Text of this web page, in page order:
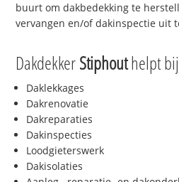
buurt om dakbedekking te
vervangen en/of dakinspectie uit
DakdekkerStiphouthelpt
Daklekkages
Dakrenovatie
Dakreparaties
Dakinspecties
Loodgieterswerk
Dakisolaties